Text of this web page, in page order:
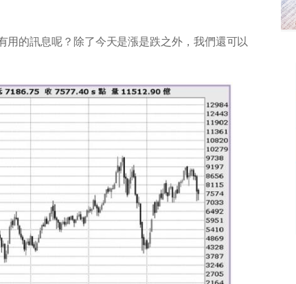
的訊息呢？除了今天是漲是跌之外，我們還可以